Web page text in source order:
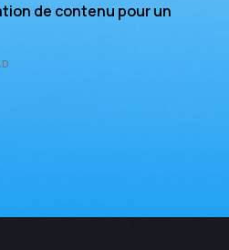
de contenu pour un